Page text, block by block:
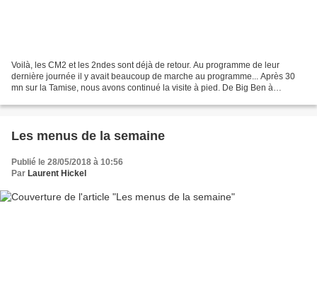
Voilà, les CM2 et les 2ndes sont déjà de retour. Au programme de leur
dernière journée il y avait beaucoup de marche au programme... Après 30
mn sur la Tamise, nous avons continué la visite à pied. De Big Ben à
Les menus de la semaine
Publié le 28/05/2018 à 10:56
Par Laurent Hickel